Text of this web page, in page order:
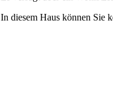
In diesem Haus können Sie